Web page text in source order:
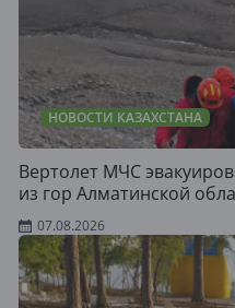
НОВОСТИ КАЗАХСТАНА
Вертолет МЧС
из гор Алматинской
07.08.2026